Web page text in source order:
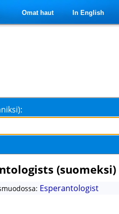
Omat haut In English
(suomeksi)
Esperantologist